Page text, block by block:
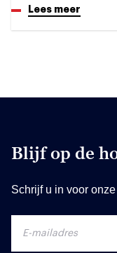
Lees meer
Blijf op de
Schrijf u in voor